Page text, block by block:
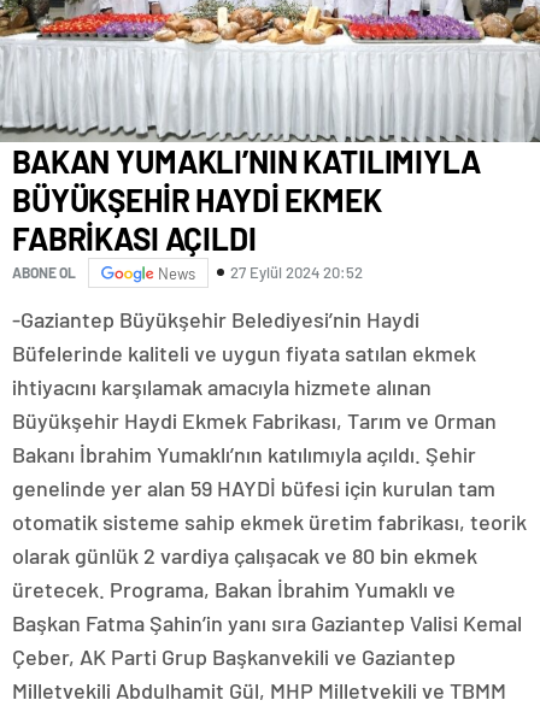
BAKAN YUMAKLI’NIN KATILIMIYLA
BÜYÜKŞEHİR HAYDİ EKMEK
FABRİKASI AÇILDI
ABONE OL News 27 Eylül 2024 20:52
-Gaziantep Büyükşehir Belediyesi’nin Haydi
Büfelerinde kaliteli ve uygun fiyata satılan ekmek
ihtiyacını karşılamak amacıyla hizmete alınan
Büyükşehir Haydi Ekmek Fabrikası, Tarım ve Orman
Bakanı İbrahim Yumaklı’nın katılımıyla açıldı. Şehir
genelinde yer alan 59 HAYDİ büfesi için kurulan tam
otomatik sisteme sahip ekmek üretim fabrikası, teorik
olarak günlük 2 vardiya çalışacak ve 80 bin ekmek
üretecek. Programa, Bakan İbrahim Yumaklı ve
Başkan Fatma Şahin’in yanı sıra Gaziantep Valisi Kemal
Çeber, AK Parti Grup Başkanvekili ve Gaziantep
Milletvekili Abdulhamit Gül, MHP Milletvekili ve TBMM